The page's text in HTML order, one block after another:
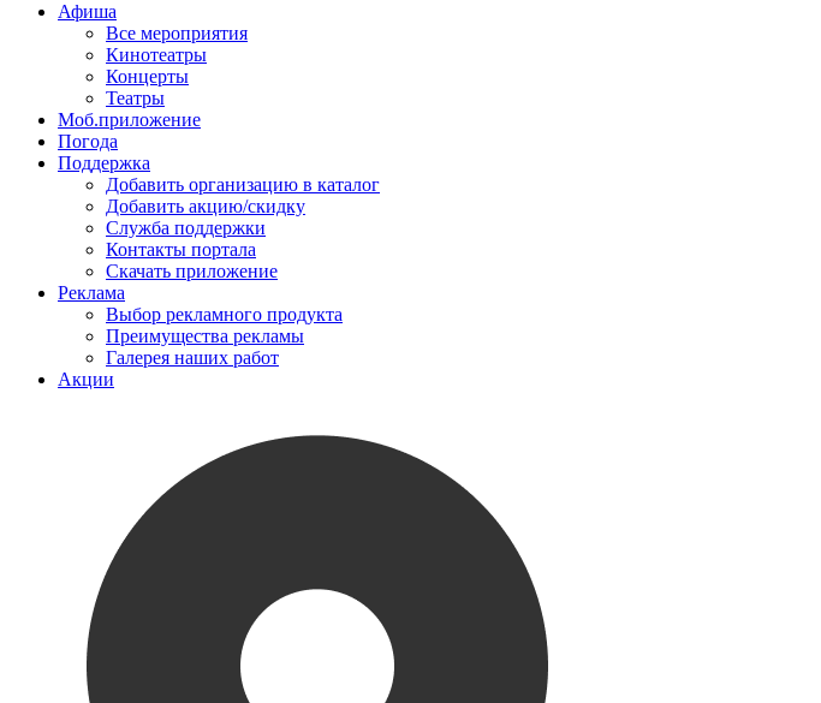
Афиша
Все мероприятия
Кинотеатры
Концерты
Театры
Моб.приложение
Погода
Поддержка
Добавить организацию в каталог
Добавить акцию/скидку
Служба поддержки
Контакты портала
Скачать приложение
Реклама
Выбор рекламного продукта
Преимущества рекламы
Галерея наших работ
Акции